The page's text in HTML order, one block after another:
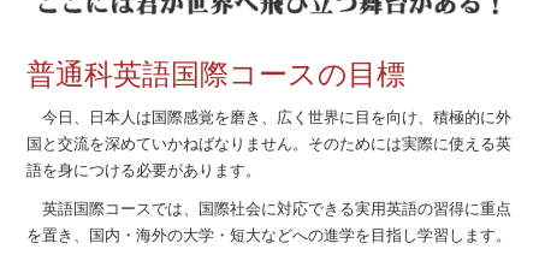
普通科英語国際コースの目標
今日、日本人は国際感覚を磨き、広く世界に目を向け、積極的に外
国と交流を深めていかねばなりません。そのためには実際に使える英
語を身につける必要があります。
英語国際コースでは、国際社会に対応できる実用英語の習得に重点
を置き、国内・海外の大学・短大などへの進学を目指し学習します。